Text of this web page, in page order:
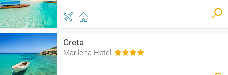
Creta
Marilena Hotel